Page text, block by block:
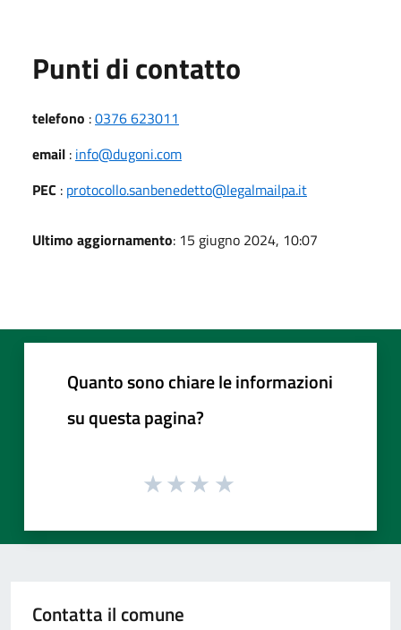
Punti di contatto
telefono :0376 623011
email : info@dugoni.com
PEC : protocollo.sanbenedetto@legalmailpa.it
Ultimo aggiornamento: 15 giugno 2024, 10:07
Quanto sono chiare le informazioni
su questa pagina?
Contatta il comune